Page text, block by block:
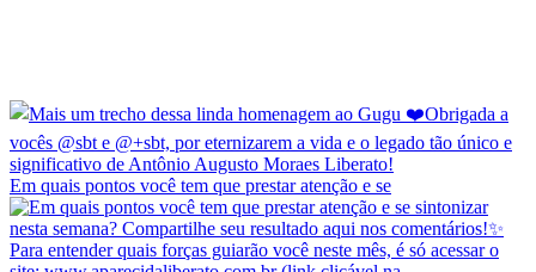
Em quais pontos você tem que prestar atenção e se